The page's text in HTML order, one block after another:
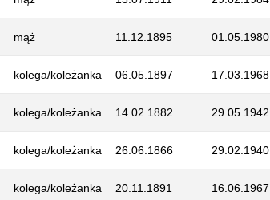
mąż 11.12.1895 01.05.1980
kolega/koleżanka 06.05.1897 17.03.1968
kolega/koleżanka 14.02.1882 29.05.1942
kolega/koleżanka 26.06.1866 29.02.1940
kolega/koleżanka 20.11.1891 16.06.1967